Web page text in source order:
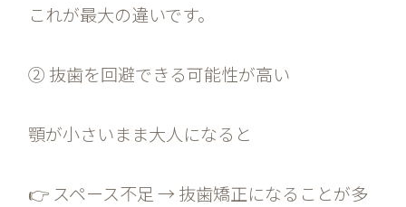
これが最大の違いです。
② 抜歯を回避できる可能性が高い
顎が小さいまま大人になると
👉 スペース不足 → 抜歯矯正になることが多